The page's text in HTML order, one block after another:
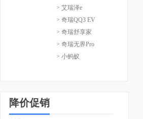
> 艾瑞泽e
> 奇瑞QQ3 EV
> 奇瑞舒享家
> 奇瑞无界Pro
> 小蚂蚁
降价促销